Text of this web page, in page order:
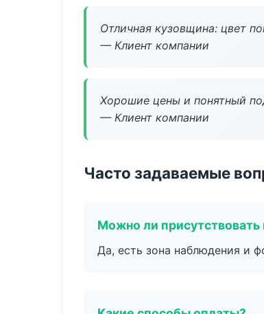
Отличная кузовщина: цвет
— Клиент компании
Хорошие цены и понятный
— Клиент компании
Часто задаваемые
Можно ли присутствовать
Да, есть зона наблюдения и